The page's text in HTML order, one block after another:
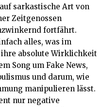
sarkastische Art von
Zeitgenossen
fortfährt.
alles, was im
absolute Wirklichkeit
Song um Fake News,
und darum, wie
manipulieren lässt.
nur negative